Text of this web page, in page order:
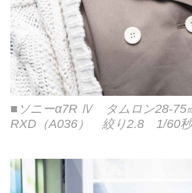
■ソニーα7R Ⅳ タムロン28-75
RXD（A036） 絞り2.8 1/60